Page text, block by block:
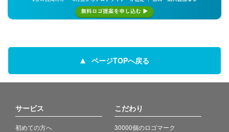
ページTOPへ戻る
サービス
初めての方へ
こだわり
30000個のロゴマーク